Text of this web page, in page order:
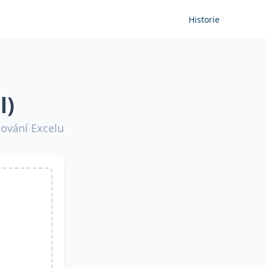
Historie
Excelu